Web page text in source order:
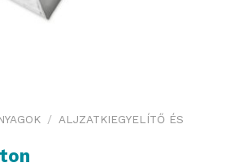
/ ALJZATKIEGYELÍTŐ ÉS